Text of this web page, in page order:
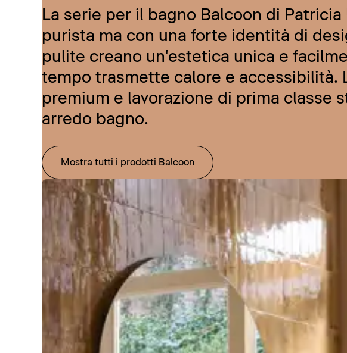
La serie per il bagno Balcoon di
purista ma con una forte identità di
pulite creano un'estetica unica e
tempo trasmette calore e accessibilità.
premium e lavorazione di prima classe
arredo bagno.
Mostra tutti i prodotti Balcoon